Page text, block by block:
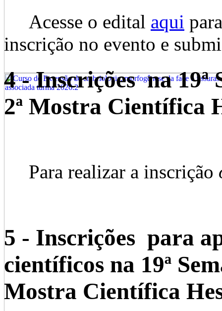
Acesse o edital aqui
inscrição no evento e
4 - Inscrições na 19ª
2ª Mostra Científica
Para realizar a inscrição
5 - Inscrições para
científicos na 19ª
Mostra Científica